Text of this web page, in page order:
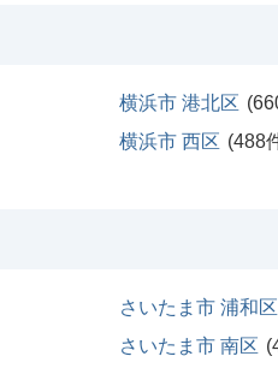
横浜市 港北区 (
横浜市 西区 (488
さいたま市 浦和区
さいたま市 南区 (